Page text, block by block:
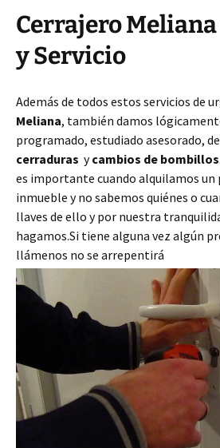
Cerrajero
y Servicio
Además de todos estos servicios de
Meliana, también damos
programado, estudiado asesorado, de
cerraduras ycambios de bombillos.
es importante cuando alquilamos un
inmueble y no sabemos quiénes o
llaves de ello y por nuestra
hagamos.Si tiene alguna vez algún
llámenos no se arrepentirá